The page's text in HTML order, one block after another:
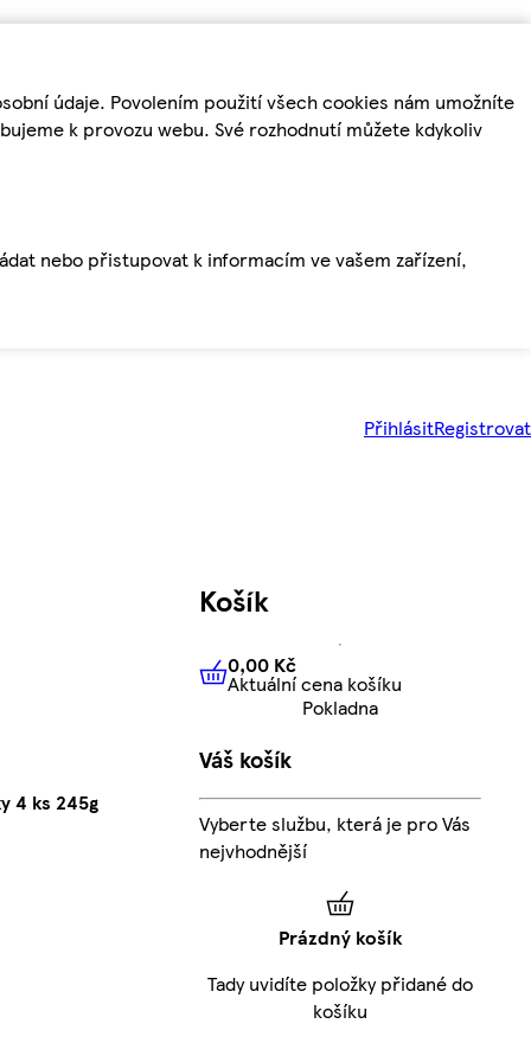
údaje. Povolením použití všech cookies nám umožníte
k provozu webu. Své rozhodnutí můžete kdykoliv
nebo přistupovat k informacím ve vašem zařízení,
PřihlásitRegistrovat
4 ks 245g
Košík
0,00 KčAktuální cena košíku
0,00 Kč
Aktuální cena košíku
Pokladna
Váš košík
Vyberte službu, která je pro Vás
nejvhodnější
Prázdný košík
Tady uvidíte položky přidané do
košíku